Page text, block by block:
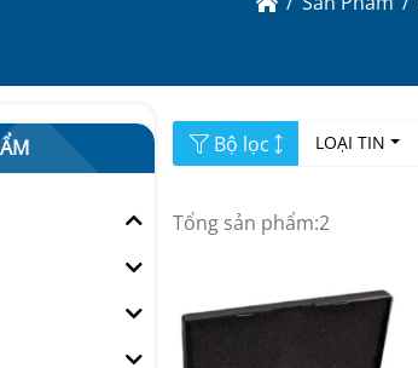
Bộ lọc LOẠI TIN
Tổng sản phẩm:2